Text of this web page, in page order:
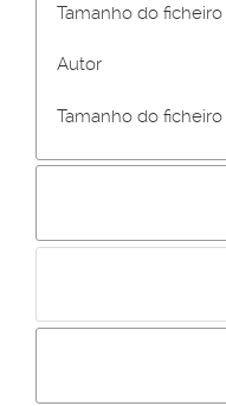
Tamanho do ficheiro
Autor
Tamanho do
Incluir imagem :